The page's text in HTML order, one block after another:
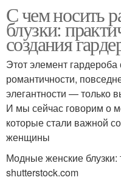
С чем носить
блузки:
создания
Этот элемент
романтичности,
элегантности — только
И мы сейчас говорим о
которые стали важной
женщины
Модные женские
shutterstock.com